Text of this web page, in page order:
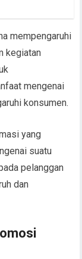
mempengaruhi
kegiatan
mengenai
konsumen.
yang
suatu
pelanggan
dan